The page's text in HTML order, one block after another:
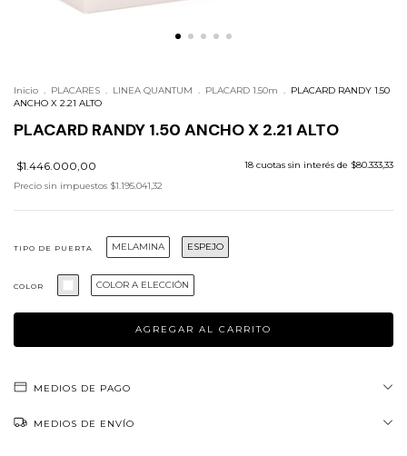
Inicio . PLACARES . LINEA QUANTUM . PLACARD 1.50m . PLACARD RANDY 1.50
ANCHO X 2.21 ALTO
PLACARD RANDY 1.50 ANCHO X 2.21 ALTO
$1.446.000,00 18 cuotas sin interés de $80.333,33
Precio sin impuestos $1.195.041,32
TIPO DE PUERTA MELAMINA ESPEJO
COLOR COLOR A ELECCIÓN
MEDIOS DE PAGO
MEDIOS DE ENVÍO